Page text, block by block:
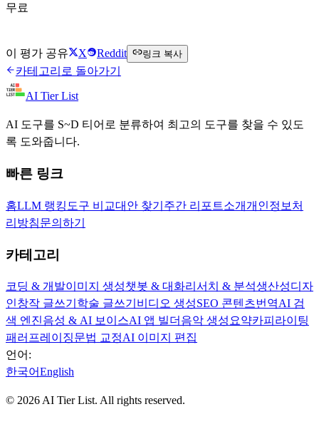
무료
이 평가 공유 X Reddit 링크 복사
카테고리로 돌아가기
AI Tier List
AI 도구를 S~D 티어로 분류하여 최고의 도구를 찾을 수 있도
록 도와줍니다.
빠른 링크
홈LLM 랭킹 도구 비교대안 찾기 주간 리포트소개개인정보처
리방침문의하기
카테고리
코딩 & 개발이미지 생성챗봇 & 대화리서치 & 분석생산성디자
인창작 글쓰기 학술 글쓰기 비디오 생성SEO 콘텐츠번역AI 검
색 엔진음성 & AI 보이스AI 앱 빌더 음악 생성 요약카피라이팅
패러프레이징문법 교정AI 이미지 편집
언어:
한국어English
© 2026 AI Tier List. All rights reserved.